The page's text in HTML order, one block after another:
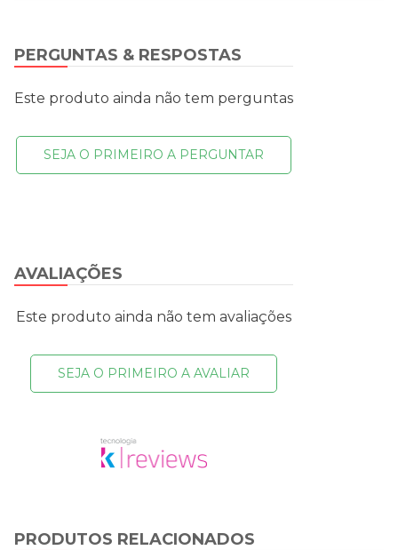
AVALIAÇÕES
Este produto ainda não tem avaliações
SEJA O PRIMEIRO A AVALIAR
PERGUNTAS & RESPOSTAS
Este produto ainda não tem perguntas
SEJA O PRIMEIRO A PERGUNTAR
PRODUTOS RELACIONADOS